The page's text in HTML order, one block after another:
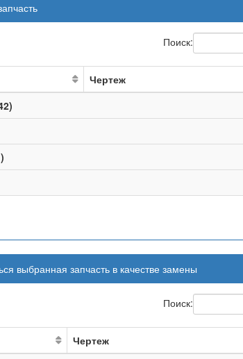
Поиск:
Чертеж
выбранная запчасть в качестве замены
Поиск:
Чертеж